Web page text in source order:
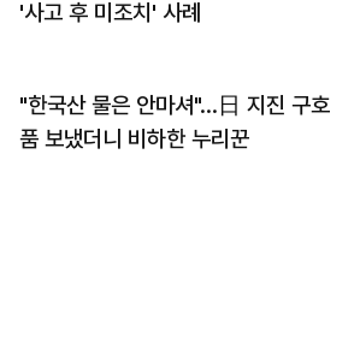
'사고 후 미조치' 사례
"한국산 물은 안마셔"…日 지진 구호
품 보냈더니 비하한 누리꾼